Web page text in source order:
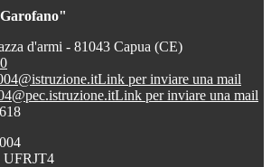
d'armi - 81043 Capua (CE)
Link per inviare una mail
Link per inviare una mail
UFRJT4